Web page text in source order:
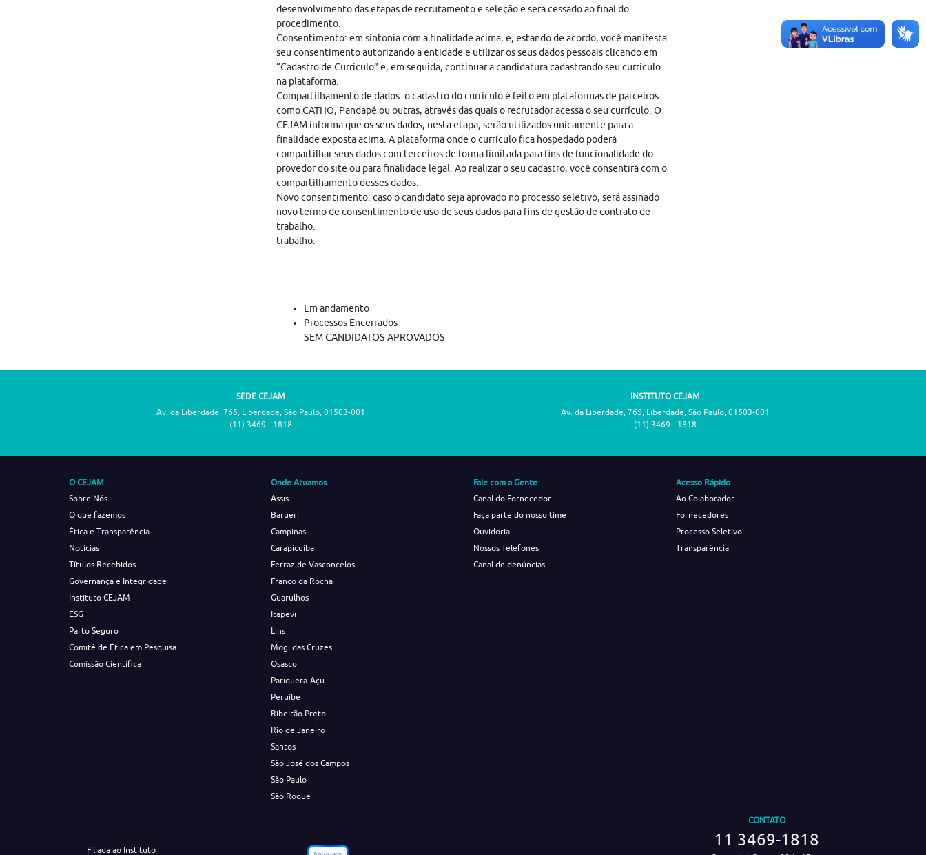
desenvolvimento das etapas de recrutamento e seleção e será cessado ao final do
procedimento.
Consentimento: em sintonia com a finalidade acima, e, estando de acordo, você manifesta
seu consentimento autorizando a entidade e utilizar os seus dados pessoais clicando em
“Cadastro de Currículo” e, em seguida, continuar a candidatura cadastrando seu currículo
na plataforma.
Compartilhamento de dados: o cadastro do currículo é feito em plataformas de parceiros
como CATHO, Pandapé ou outras, através das quais o recrutador acessa o seu currículo. O
CEJAM informa que os seus dados, nesta etapa, serão utilizados unicamente para a
finalidade exposta acima. A plataforma onde o currículo fica hospedado poderá
compartilhar seus dados com terceiros de forma limitada para fins de funcionalidade do
provedor do site ou para finalidade legal. Ao realizar o seu cadastro, você consentirá com o
compartilhamento desses dados.
Novo consentimento: caso o candidato seja aprovado no processo seletivo, será assinado
novo termo de consentimento de uso de seus dados para fins de gestão de contrato de
trabalho.
trabalho.
Em andamento
Processos Encerrados
SEM CANDIDATOS APROVADOS
SEDE CEJAM
Av. da Liberdade, 765, Liberdade, São Paulo, 01503-001
(11) 3469 - 1818
INSTITUTO CEJAM
Av. da Liberdade, 765, Liberdade, São Paulo, 01503-001
(11) 3469 - 1818
O CEJAM
Sobre Nós
O que fazemos
Ética e Transparência
Notícias
Títulos Recebidos
Governança e Integridade
Instituto CEJAM
ESG
Parto Seguro
Comitê de Ética em Pesquisa
Comissão Científica
Onde Atuamos
Assis
Barueri
Campinas
Carapicuíba
Ferraz de Vasconcelos
Franco da Rocha
Guarulhos
Itapevi
Lins
Mogi das Cruzes
Osasco
Pariquera-Açu
Peruíbe
Ribeirão Preto
Rio de Janeiro
Santos
São José dos Campos
São Paulo
São Roque
Fale com a Gente
Canal do Fornecedor
Faça parte do nosso time
Ouvidoria
Nossos Telefones
Canal de denúncias
Acesso Rápido
Ao Colaborador
Fornecedores
Processo Seletivo
Transparência
Filiada ao Instituto
CONTATO
11 3469-1818